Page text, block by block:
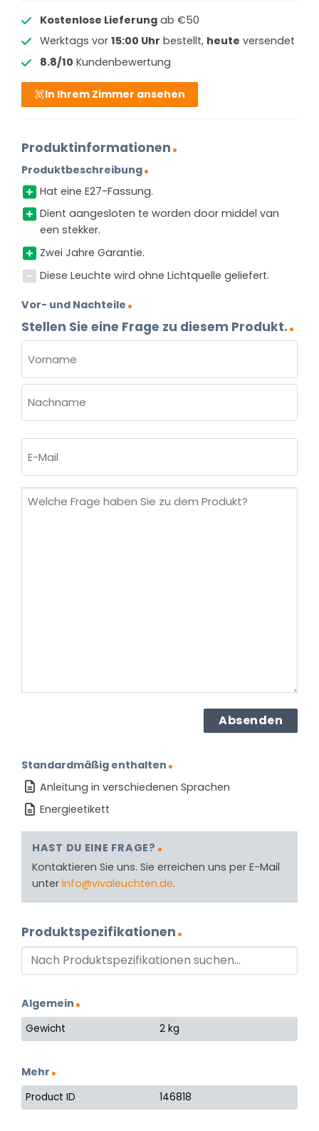
Kostenlose Lieferungab €50
Werktags vor 15:00 Uhr bestellt, heute versendet
8.8/10 Kundenbewertung
In Ihrem Zimmer ansehen
Produktinformationen
Produktbeschreibung
Hat eine E27-Fassung.
Dient aangesloten te worden door middel van
een stekker.
Zwei Jahre Garantie.
Diese Leuchte wird ohne Lichtquelle geliefert.
Vor- und Nachteile
Stellen Sie eine Frage zu diesem Produkt.
(ERFORDERLICH)
Vorname
Mail
Welche
Standardmäßig enthalten
Anleitung in verschiedenen Sprachen
Energieetikett
HAST DU EINE FRAGE?
Kontaktieren Sie uns. Sie erreichen uns per E-Mail
unter info@vivaleuchten.de.
Produktspezifikationen
Algemein
Gewicht 2 kg
Mehr
Product ID 146818